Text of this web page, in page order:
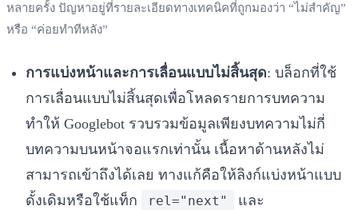
หลายครั้ง ปัญหาอยู่ที่รายละเอียดทางเทคนิคที่ถูกมองว่า “ไม่สำคัญ”
หรือ “ค่อยทำทีหลัง”
การแบ่งหน้าและการเลื่อนแบบไม่สิ้นสุด: บล็อกที่ใช้
การเลื่อนแบบไม่สิ้นสุดเพื่อโหลดรายการบทความ
ทำให้ Googlebot รวบรวมข้อมูลเพียงบทความไม่กี่
บทความบนหน้าจอแรกเท่านั้น เนื้อหาด้านหลังไม่
สามารถเข้าถึงได้เลย ทางแก้คือให้ลิงก์แบ่งหน้าแบบ
ดั้งเดิมหรือใช้แท็ก
rel="next" และ